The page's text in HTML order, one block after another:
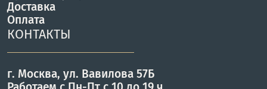
Доставка
Оплата
КОНТАКТЫ
г. Москва, ул. Вавилова 57Б